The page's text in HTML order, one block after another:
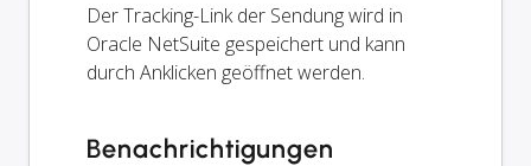
Der Tracking-Link der Sendung wird in
Oracle NetSuite gespeichert und kann
durch Anklicken geöffnet werden.
Benachrichtigungen